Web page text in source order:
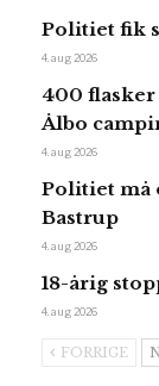
Politiet fik
4. aug 2026
400
Ålbo
4. aug 2026
Politiet må
Bastrup
4. aug 2026
18-årig
4. aug 2026
FORRIGE